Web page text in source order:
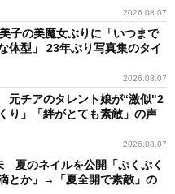
2026.08.07
子の美魔女ぶりに「いつまで
体型」 23年ぶり写真集のタイ
2026.08.07
チアのタレント娘が“激似"2
り」「絆がとても素敵」の声
2026.08.07
夏のネイルを公開「ぷくぷく
とか」→「夏全開で素敵」の